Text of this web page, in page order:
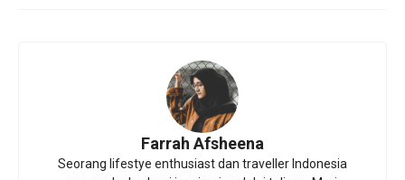
Farrah Afsheena
Seorang lifestye enthusiast dan traveller Indonesia